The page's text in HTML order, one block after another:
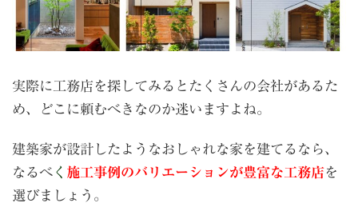
実際に工務店を探してみるとたくさんの会社があるた
め、どこに頼むべきなのか迷いますよね。
建築家が設計したようなおしゃれな家を建てるなら、
なるべ く 施工事例のバリエーションが豊富な工務店を
選びましょう。